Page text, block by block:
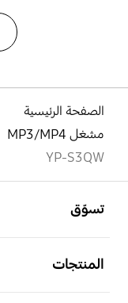
الصفحة الرئيسية
مشغل MP3/MP4
YP-S3QW
تسوّق
المنتجات